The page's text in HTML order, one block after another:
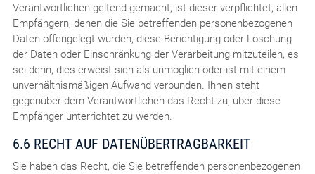
Verantwortlichen geltend gemacht, ist dieser verpflichtet, allen
Empfängern, denen die Sie betreffenden personenbezogenen
Daten offengelegt wurden, diese Berichtigung oder Löschung
der Daten oder Einschränkung der Verarbeitung mitzuteilen, es
sei denn, dies erweist sich als unmöglich oder ist mit einem
unverhältnismäßigen Aufwand verbunden. Ihnen steht
gegenüber dem Verantwortlichen das Recht zu, über diese
Empfänger unterrichtet zu werden.
6.6 RECHT AUF DATENÜBERTRAGBARKEIT
Sie haben das Recht, die Sie betreffenden personenbezogenen